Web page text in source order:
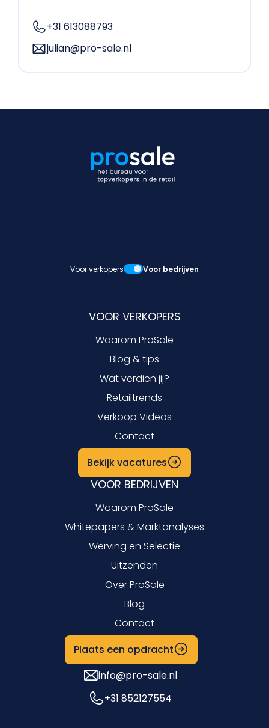
+31 613088793
julian@pro-sale.nl
Voor verkopers Voor bedrijven
VOOR VERKOPERS
Waarom ProSale
Blog & tips
Wat verdien jij?
Retailtrends
Verkoop Videos
Contact
Bekijk vacatures
VOOR BEDRIJVEN
Waarom ProSale
Whitepapers & Marktanalyses
Werving en Selectie
Uitzenden
Over ProSale
Blog
Contact
Plaats een opdracht
info@pro-sale.nl
+31 852127554